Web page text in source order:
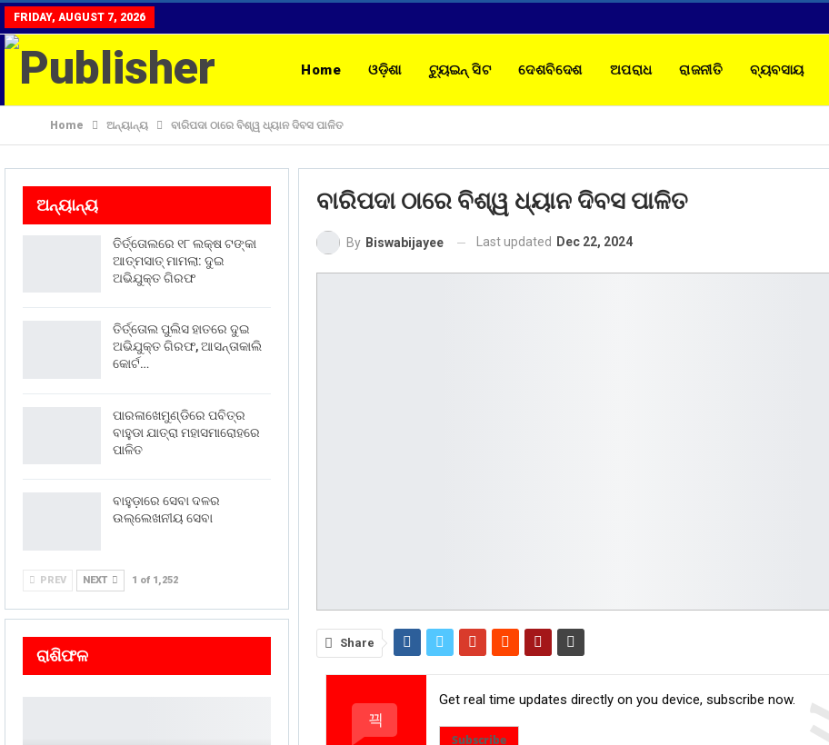
FRIDAY, AUGUST 7, 2026
Home ଓଡ଼ିଶା ଟ୍ୟୁଇନ୍ ସିଟ ଦେଶବିଦେଶ ଅପରାଧ ରାଜନୀତି ବ୍ୟବସାୟ
ରାଶିଫଳ CONTACT
Home ଅନ୍ୟାନ୍ୟ ବାରିପଦା ଠାରେ ବିଶ୍ୱ ଧ୍ୟାନ ଦିବସ ପାଳିତ
ବାରିପଦା ଠାରେ ବିଶ୍ୱ ଧ୍ୟାନ ଦିବସ ପାଳିତ
By Biswabijayee Last updated Dec 22, 2024
Share
Get real time updates directly on you device, subscribe now.
Subscribe
ଅନ୍ୟାନ୍ୟ
ତିର୍ତ୍ତୋଲରେ ୧୮ ଲକ୍ଷ ଟଙ୍କା
ଆତ୍ମସାତ୍ ମାମଲା: ଦୁଇ
ଅଭିଯୁକ୍ତ ଗିରଫ
ତିର୍ତ୍ତୋଲ ପୁଲିସ ହାତରେ ଦୁଇ
ଅଭିଯୁକ୍ତ ଗିରଫ, ଆସନ୍ତାକାଲି
କୋର୍ଟ…
ପାରଳାଖେମୁଣ୍ଡିରେ ପବିତ୍ର
ବାହୁଡା ଯାତ୍ରା ମହାସମାରୋହରେ
ପାଳିତ
ବାହୁଡ଼ାରେ ସେବା ଦଳର
ଉଲ୍ଲେଖନୀୟ ସେବା
PREV NEXT 1 of 1,252
ରାଶିଫଳ